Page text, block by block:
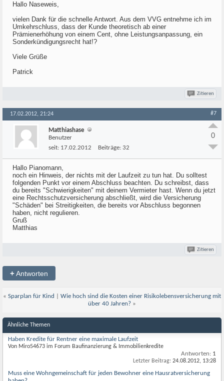
Hallo Naseweis,
vielen Dank für die schnelle Antwort. Aus dem VVG entnehme ich im
Umkehrschluss, dass der Kunde theoretisch ab einer
Prämienerhöhung von einem Cent, ohne Leistungsanpassung, ein
Sonderkündigungsrecht hat!?
Viele Grüße
Patrick
Zitieren
17.02.2012, 21:24 #7
Matthiashase
Benutzer
seit: 17.02.2012 Beiträge: 32
0
Hallo Pianomann,
noch ein Hinweis, der nichts mit der Laufzeit zu tun hat. Du solltest
folgenden Punkt vor einem Abschluss beachten. Du schreibst, dass
du bereits "Schwierigkeiten" mit deinem Vermieter hast. Wenn du jetzt
eine Rechtsschutzversicherung abschließt, wird die Versicherung
"Schäden" bei Streitigkeiten, die bereits vor Abschluss begonnen
haben, nicht regulieren.
Gruß
Matthias
Zitieren
+Antworten
« Sparplan für Kind
Wie hoch sind die Kosten einer Risikolebensversicherung mit
über 40 Jahren? »
Ähnliche Themen
Haben Kredite für Rentner eine maximale Laufzeit
Von Miro54673 im Forum Baufinanzierung & Immobilienkredite
Antworten: 1
Letzter Beitrag: 24.08.2012, 13:28
Muss eine Wohngemeinschaft für jeden Bewohner eine Hausratversicherung